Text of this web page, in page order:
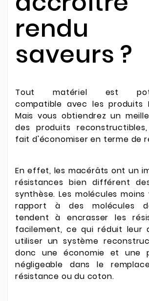
rendu
saveurs ?
Tout matériel est
compatible avec les produits
Mais vous obtiendrez un
des produits
fait d'économiser en terme de
En effet, les macérâts ont un
résistances bien différent
synthèse. Les molécules
rapport à des molécules
tendent à encrasser les
facilement, ce qui réduit leur
utiliser un système
donc une économie et une
négligeable dans le
résistance ou du coton.